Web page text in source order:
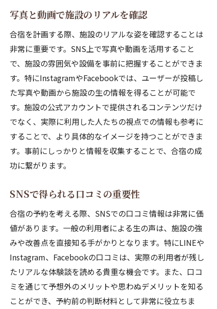
写真と動画で施設のリアルを確認
合宿を計画する際、施設のリアルな姿を確認することは
非常に重要です。SNS上で写真や動画を活用すること
で、施設の雰囲気や設備を事前に把握することができま
す。特にInstagramやFacebookでは、ユーザーが投稿し
た写真や動画から施設の生の情報を得ることが可能で
す。施設の公式アカウントで提供されるコンテンツだけ
でなく、実際に利用した人たちの視点での情報も参考に
することで、より具体的なイメージを持つことができま
す。事前にしっかりと情報を収集することで、合宿の成
功に繋がります。
SNSで得られる口コミの重要性
合宿の予約を考える際、SNSでの口コミ情報は非常に価
値があります。一般の利用者による生の声は、施設の強
みや改善点を直接知る手がかりとなります。特にLINEや
Instagram、Facebookの口コミは、実際の利用者が残し
たリアルな体験談を読める貴重な機会です。また、口コ
ミを通じて予想外のメリットや思わぬデメリットを知る
ことができ、予約前の判断材料として非常に役立ちま